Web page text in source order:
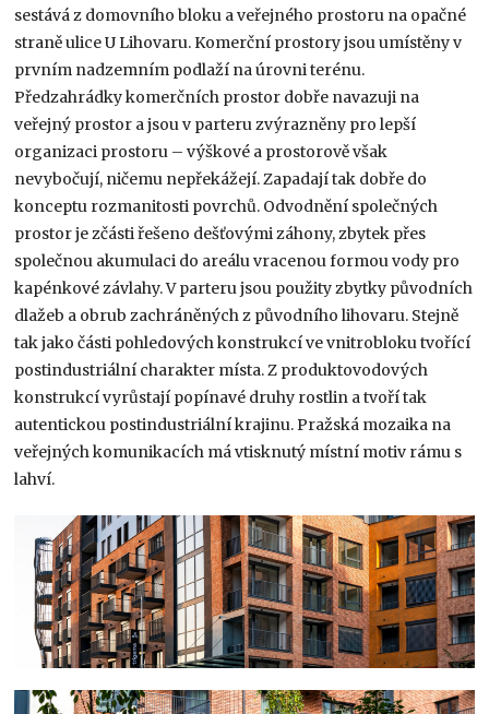
sestává z domovního bloku a veřejného prostoru na opačné
straně ulice U Lihovaru. Komerční prostory jsou umístěny v
prvním nadzemním podlaží na úrovni terénu.
Předzahrádky komerčních prostor dobře navazuji na
veřejný prostor a jsou v parteru zvýrazněny pro lepší
organizaci prostoru – výškové a prostorově však
nevybočují, ničemu nepřekážejí. Zapadají tak dobře do
konceptu rozmanitosti povrchů. Odvodnění společných
prostor je zčásti řešeno dešťovými záhony, zbytek přes
společnou akumulaci do areálu vracenou formou vody pro
kapénkové závlahy. V parteru jsou použity zbytky původních
dlažeb a obrub zachráněných z původního lihovaru. Stejně
tak jako části pohledových konstrukcí ve vnitrobloku tvořící
postindustriální charakter místa. Z produktovodových
konstrukcí vyrůstají popínavé druhy rostlin a tvoří tak
autentickou postindustriální krajinu. Pražská mozaika na
veřejných komunikacích má vtisknutý místní motiv rámu s
lahví.